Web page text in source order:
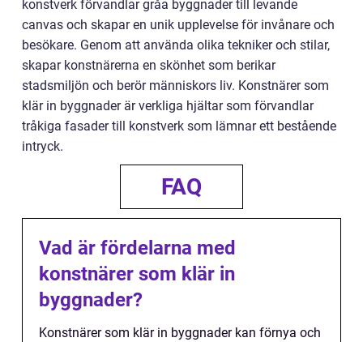
konstverk förvandlar gråa byggnader till levande
canvas och skapar en unik upplevelse för invånare och
besökare. Genom att använda olika tekniker och stilar,
skapar konstnärerna en skönhet som berikar
stadsmiljön och berör människors liv. Konstnärer som
klär in byggnader är verkliga hjältar som förvandlar
tråkiga fasader till konstverk som lämnar ett bestående
intryck.
FAQ
Vad är fördelarna med
konstnärer som klär in
byggnader?
Konstnärer som klär in byggnader kan förnya och